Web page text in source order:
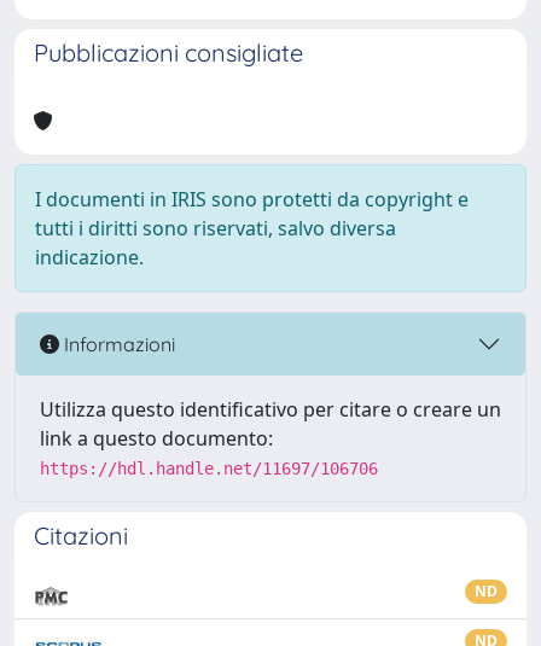
Pubblicazioni consigliate
I documenti in IRIS sono protetti da copyright e
tutti i diritti sono riservati, salvo diversa
indicazione.
Informazioni
Utilizza questo identificativo per citare o creare un
link a questo documento:
https://hdl.handle.net/11697/106706
Citazioni
ND
ND